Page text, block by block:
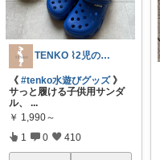
TENKO ⌇2児のママ＊暮らしを便利に
《#tenko水遊びグッズ》
サっと履ける子供用サンダ
ル、
...
￥ 1,990～
1 0 410